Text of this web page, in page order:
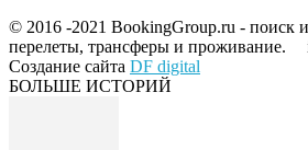
© 2016 -2021 BookingGroup.ru - поиск
перелеты, трансферы и проживание.
Создание сайта DF digital
БОЛЬШЕ ИСТОРИЙ